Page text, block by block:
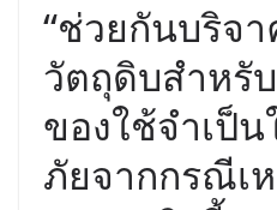
“ช่วยกันบริจ
วัตถุดิบสำหรั
ของใช้จำเป็
ภัยจากกรณีเ